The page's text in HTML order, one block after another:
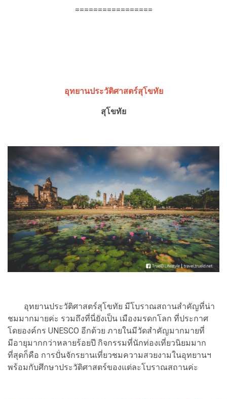
=================
อุทยานประวัติศาสตร์สุโขทัย
สุโขทัย
อุทยานประวัติศาสตร์สุโขทัย มีโบราณสถานสำคัญที่น่า
ชมมากมายค่ะ รวมถึงที่นี่ยังเป็น เมืองมรดกโลก ที่ประกาศ
โดยองค์กร UNESCO อีกด้วย ภายในมีวัดสำคัญมากมายที่
มีอายุมากกว่าหลายร้อยปี กิจกรรมที่นักท่องเที่ยวนิยมมาก
ที่สุดก็คือ การปั่นจักรยานเที่ยวชมความสวยงามในอุทยานฯ
พร้อมกับศึกษาประวัติศาสตร์ของแต่ละโบราณสถานค่ะ